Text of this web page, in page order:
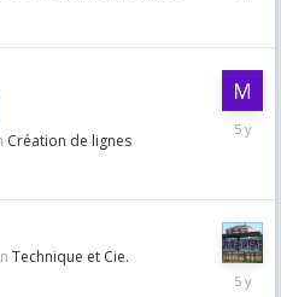
Création de lignes
May
Technique et Cie.
March